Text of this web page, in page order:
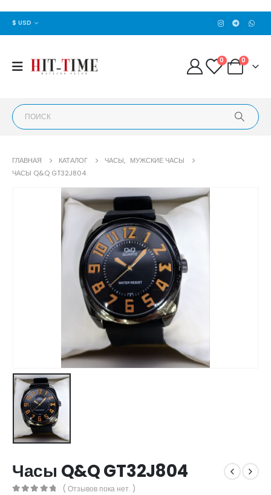
$ USD
0 0
ГЛАВНАЯ КАТАЛОГ ЧАСЫ, МУЖСКИЕ ЧАСЫ
ЧАСЫ Q&Q GT32J804
Часы Q&Q GT32J804
( Отзывов пока нет. )